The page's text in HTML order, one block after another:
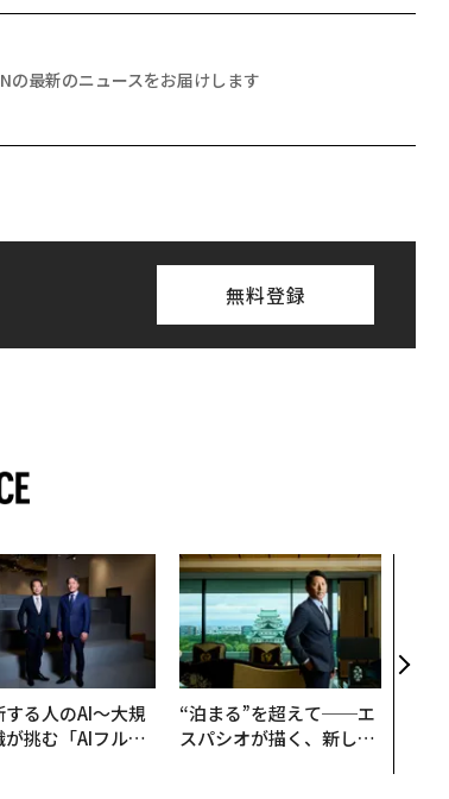
の最新のニュースをお届けします
無料登録
する人のAI〜大規
が挑む「AIフル実
“泊まる”を超えて──エ
スパシオが描く、新しい